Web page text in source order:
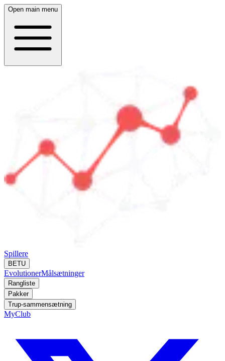
Open main menu
Spillere
BETU
EvolutionerMålsætninger
Rangliste
Pakker
Trup-sammensætning
MyClub